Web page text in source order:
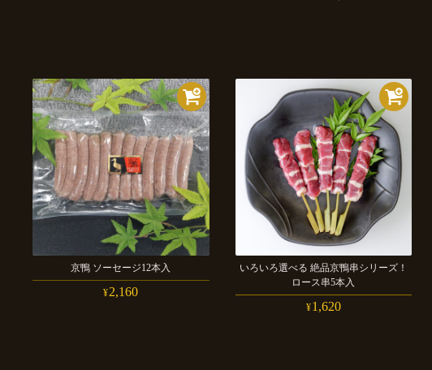
京鴨 ソーセージ12本 入
¥2,160
いろいろ選べる 絶品京鴨串シリーズ！
ロース串5本 入
¥1,620